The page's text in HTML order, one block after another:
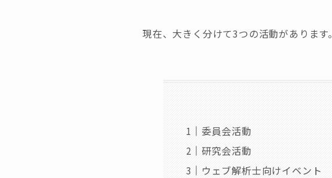
現在、大きく分けて3つの活動があります。
委員会活動
研究会活動
ウェブ解析士向けイベント